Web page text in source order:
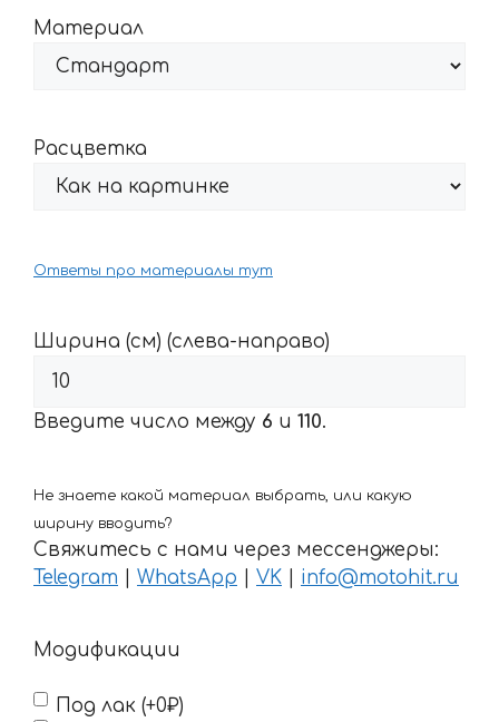
Материал
Расцветка
Ответы про материалы тут
Ширина (см) (слева-направо)
Введите число между 6 и 110.
Не знаете какой материал выбрать, или какую
ширину вводить?
Свяжитесь с нами через мессенджеры:
Telegram
WhatsApp VK info@motohit.ru
Модификации
Под лак (+0₽)